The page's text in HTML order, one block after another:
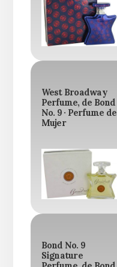
West Broadway
Perfume, de Bond
No. 9 · Perfume de
Mujer
Bond No. 9
Signature